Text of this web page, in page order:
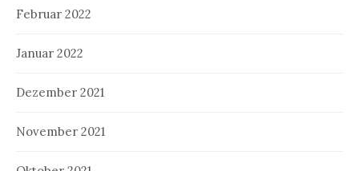
Februar 2022
Januar 2022
Dezember 2021
November 2021